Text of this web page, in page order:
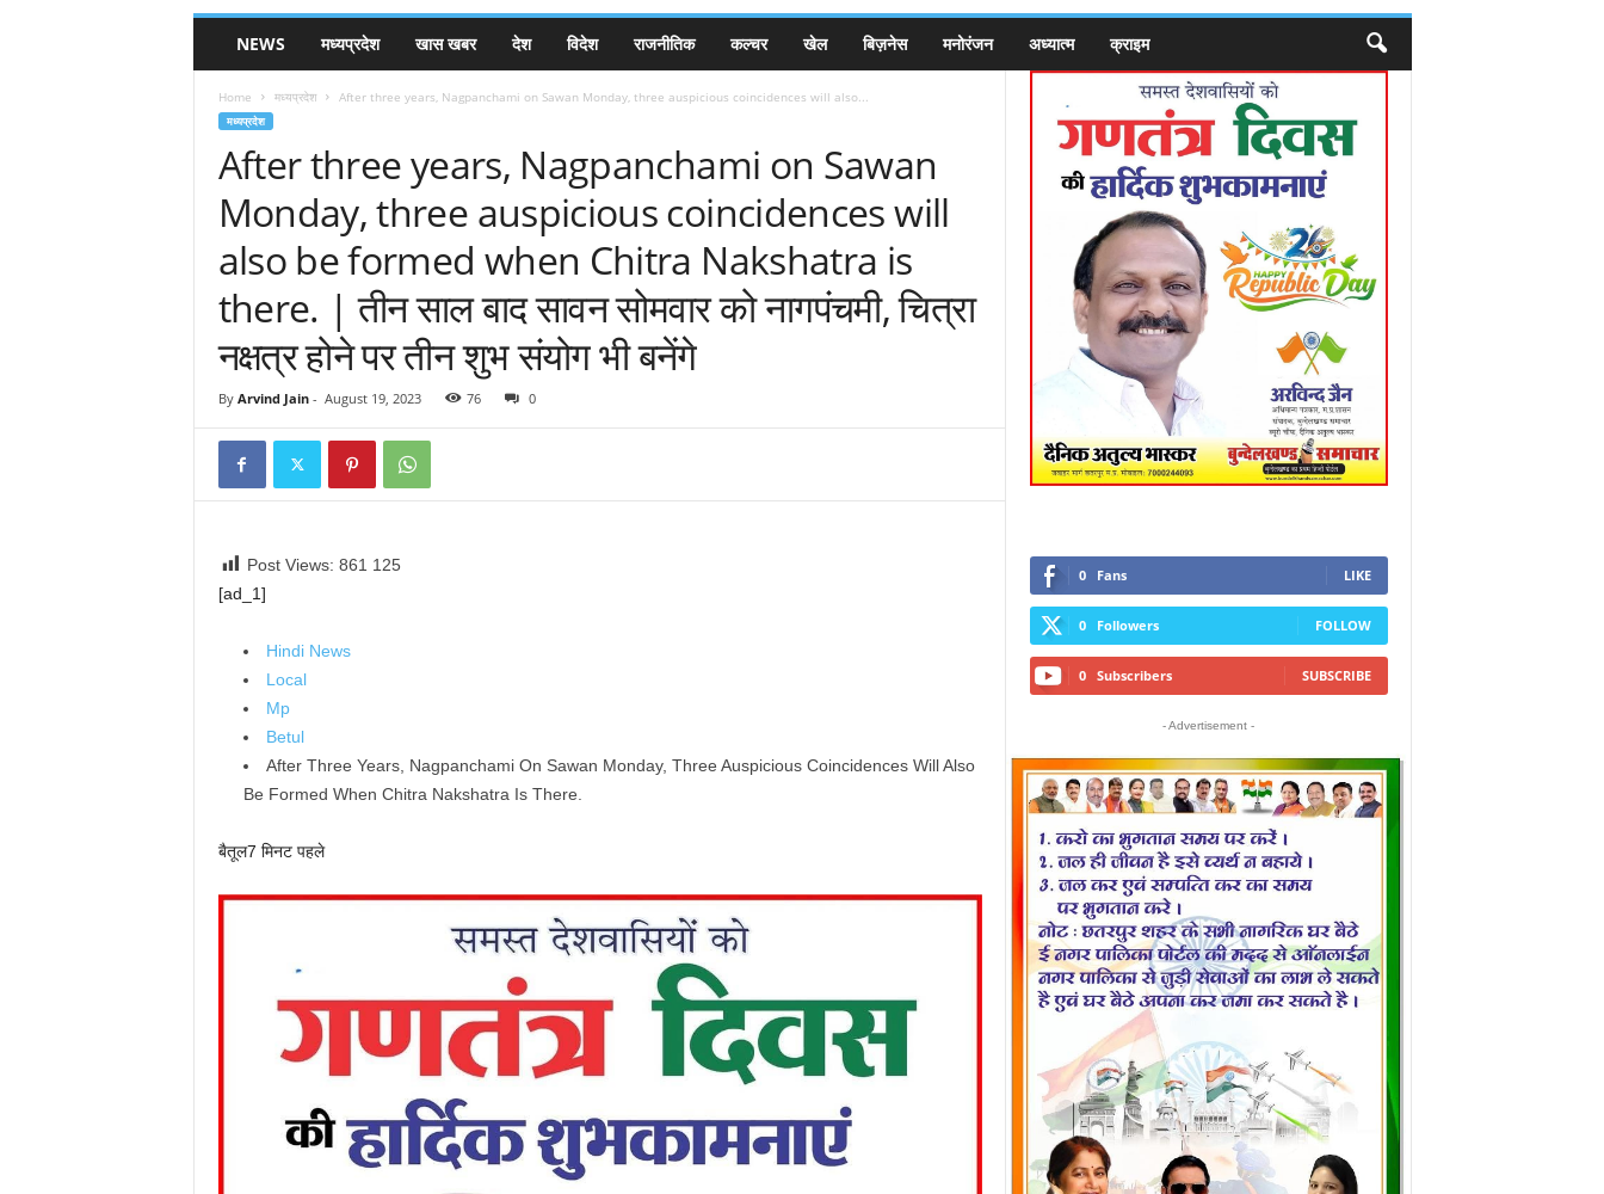
NEWS मध्यप्रदेश खास खबर देश विदेश राजनीतिक कल्चर खेल बिज़नेस मनोरंजन अध्यात्म क्राइम
Home मध्यप्रदेश After three years, Nagpanchami on Sawan Monday, three auspicious coincidences will also...
मध्यप्रदेश
After three years, Nagpanchami on Sawan
Monday, three auspicious coincidences will
also be formed when Chitra Nakshatra is
there. | तीन साल बाद सावन सोमवार को नागपंचमी, चित्रा
नक्षत्र होने पर तीन शुभ संयोग भी बनेंगे
By Arvind Jain- August 19, 2023 76 0
Post Views: 861 125
[ad_1]
Hindi News
Local
Mp
Betul
After Three Years, Nagpanchami On Sawan Monday, Three Auspicious Coincidences Will Also
Be Formed When Chitra Nakshatra Is There.
बैतूल7 मिनट पहले
0 Fans LIKE
0 Followers FOLLOW
0 Subscribers SUBSCRIBE
- Advertisement -